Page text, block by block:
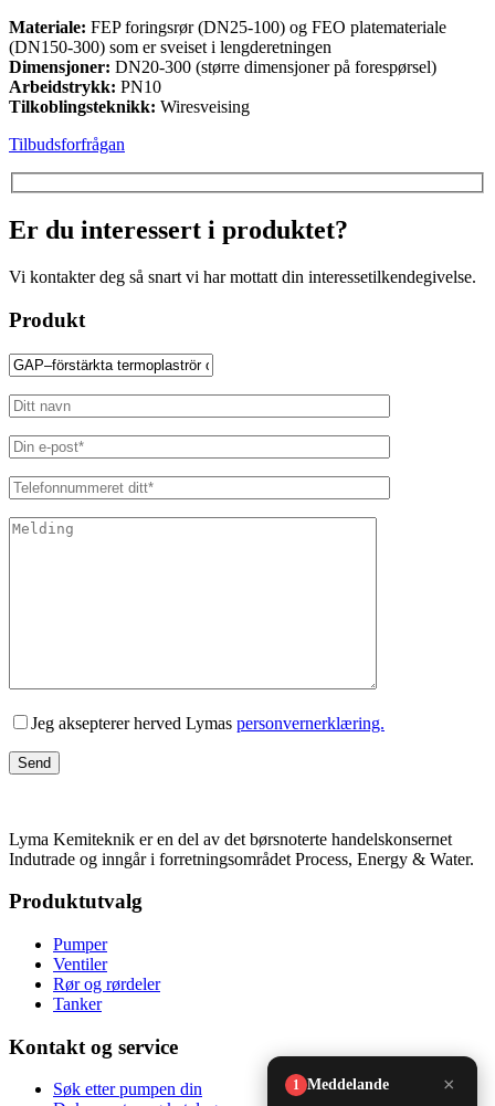
Materiale: FEP foringsrør (DN25-100) og FEO platemateriale
(DN150-300) som er sveiset i lengderetningen
Dimensjoner: DN20-300 (større dimensjoner på forespørsel)
Arbeidstrykk: PN10
Tilkoblingsteknikk: Wiresveising
Tilbudsforfrågan
Er du interessert i produktet?
Vi kontakter deg så snart vi har mottatt din interessetilkendegivelse.
Produkt
Lämna detta fält tomt.
Jeg aksepterer herved Lymas personvernerklæring.
Lyma Kemiteknik er en del av det børsnoterte handelskonsernet
Indutrade og inngår i forretningsområdet Process, Energy & Water.
Produktutvalg
Pumper
Ventiler
Rør og rørdeler
Tanker
Kontakt og service
Søk etter pumpen din